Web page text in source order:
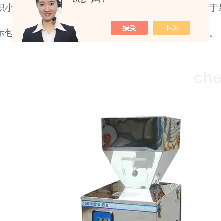
小，重量轻，斜抛送料，不挤压损伤物料，特别适用
包装重量和包数，可调包装速度，设定称重超量报警。